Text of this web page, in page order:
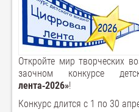
Откройте мир творческих
заочном конкурсе
лента‑2026»!
Конкурс длится с 1 по 30